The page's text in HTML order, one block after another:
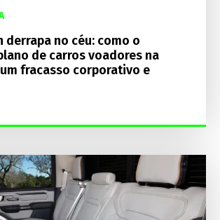
derrapa no céu: como o
de carros voadores na
fracasso corporativo e